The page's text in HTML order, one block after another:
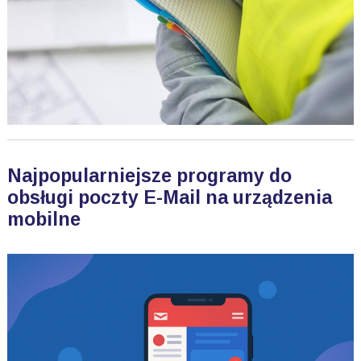
Najpopularniejsze programy do
obsługi poczty E-Mail na urządzenia
mobilne